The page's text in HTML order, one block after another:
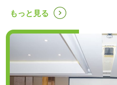
もっと見る